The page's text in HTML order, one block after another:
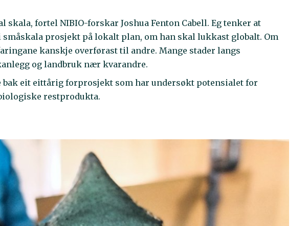
skala, fortel NIBIO-forskar Joshua Fenton Cabell. Eg tenker at
prosjekt på lokalt plan, om han skal lukkast globalt. Om
kanskje overførast til andre. Mange stader langs
og landbruk nær kvarandre.
bak eit eittårig forprosjekt som har undersøkt potensialet for
restprodukta.